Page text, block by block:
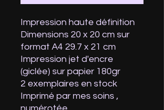
Impression haute définition
Dimensions 20 x 20 cm sur
format A4 29.7 x 21 cm
Impression jet d'encre
(giclée) sur papier 180gr
2 exemplaires en stock
Imprimé par mes soins ,